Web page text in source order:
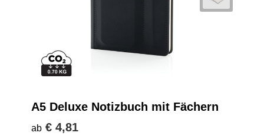
A5 Deluxe Notizbuch mit Fächern
ab € 4,81